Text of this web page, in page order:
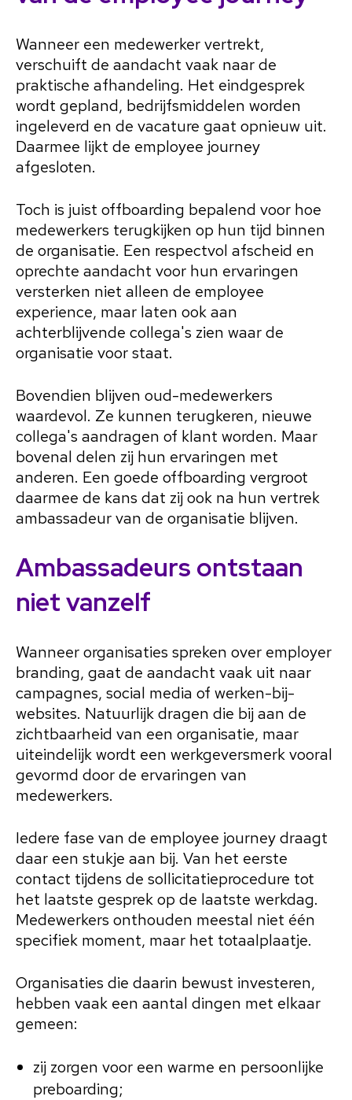
Wanneer een medewerker vertrekt,
verschuift de aandacht vaak naar de
praktische afhandeling. Het eindgesprek
wordt gepland, bedrijfsmiddelen worden
ingeleverd en de vacature gaat opnieuw uit.
Daarmee lijkt de employee journey
afgesloten.
Toch is juist offboarding bepalend voor hoe
medewerkers terugkijken op hun tijd binnen
de organisatie. Een respectvol afscheid en
oprechte aandacht voor hun ervaringen
versterken niet alleen de employee
experience, maar laten ook aan
achterblijvende collega's zien waar de
organisatie voor staat.
Bovendien blijven oud-medewerkers
waardevol. Ze kunnen terugkeren, nieuwe
collega's aandragen of klant worden. Maar
bovenal delen zij hun ervaringen met
anderen. Een goede offboarding vergroot
daarmee de kans dat zij ook na hun vertrek
ambassadeur van de organisatie blijven.
Ambassadeurs ontstaan
niet vanzelf
Wanneer organisaties spreken over employer
branding, gaat de aandacht vaak uit naar
campagnes, social media of werken-bij-
websites. Natuurlijk dragen die bij aan de
zichtbaarheid van een organisatie, maar
uiteindelijk wordt een werkgeversmerk vooral
gevormd door de ervaringen van
medewerkers.
Iedere fase van de employee journey draagt
daar een stukje aan bij. Van het eerste
contact tijdens de sollicitatieprocedure tot
het laatste gesprek op de laatste werkdag.
Medewerkers onthouden meestal niet één
specifiek moment, maar het totaalplaatje.
Organisaties die daarin bewust investeren,
hebben vaak een aantal dingen met elkaar
gemeen:
zij zorgen voor een warme en persoonlijke
preboarding;